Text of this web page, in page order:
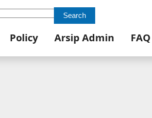
Search
Policy Arsip Admin FAQ